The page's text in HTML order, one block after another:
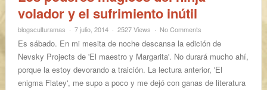
volador y el sufrimiento inútil
blogsculturamas 7 julio, 2014 2527 Views No Comments
Es sábado. En mi mesita de noche descansa la edición de
Nevsky Projects de 'El maestro y Margarita'. No durará mucho ahí,
porque la estoy devorando a traición. La lectura anterior, 'El
enigma Flatey', me supo a poco y me dejó con ganas de literatura